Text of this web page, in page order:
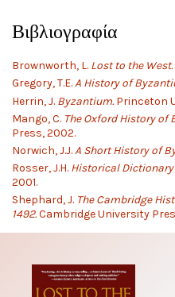
Βιβλιογραφία
Brownworth, L. Lost to the West.
Gregory, T.E.A History of
Herrin, J. Byzantium.Princeton
Mango, C. The Oxford History of
Press, 2002.
Norwich, J.J.A Short History of
Rosser, J.H. Historical
2001.
Shephard, J. The Cambridge
1492.Cambridge University